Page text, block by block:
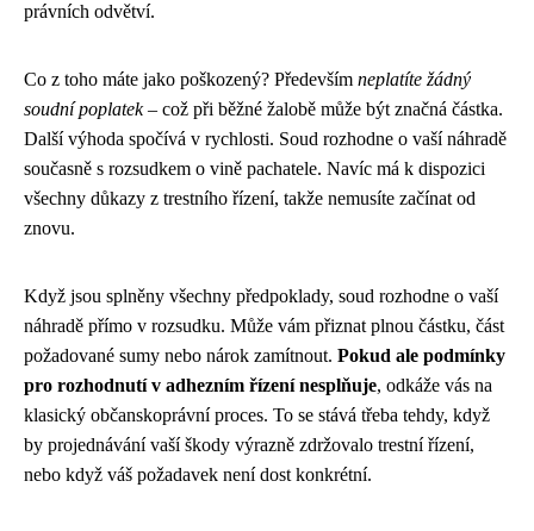
právních odvětví.
Co z toho máte jako poškozený? Především neplatíte žádný
soudní poplatek– což při běžné žalobě může být značná částka.
Další výhoda spočívá v rychlosti. Soud rozhodne o vaší náhradě
současně s rozsudkem o vině pachatele. Navíc má k dispozici
všechny důkazy z trestního řízení, takže nemusíte začínat od
znovu.
Když jsou splněny všechny předpoklady, soud rozhodne o vaší
náhradě přímo v rozsudku. Může vám přiznat plnou částku, část
požadované sumy nebo nárok zamítnout. Pokud ale podmínky
pro rozhodnutí v adhezním řízení nesplňuje, odkáže vás na
klasický občanskoprávní proces. To se stává třeba tehdy, když
by projednávání vaší škody výrazně zdržovalo trestní řízení,
nebo když váš požadavek není dost konkrétní.